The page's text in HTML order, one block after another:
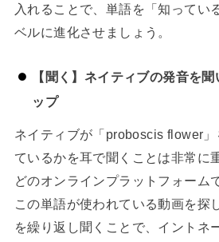
入れることで、単語を「知ってい
ベルに進化させましょう。
【聞く】ネイティブの発音を
ップ
ネイティブが「proboscis flower
ているかを耳で聞くことは非常に
どのオンラインプラットフォーム
この単語が使われている動画を探
を繰り返し聞くことで、イントネ